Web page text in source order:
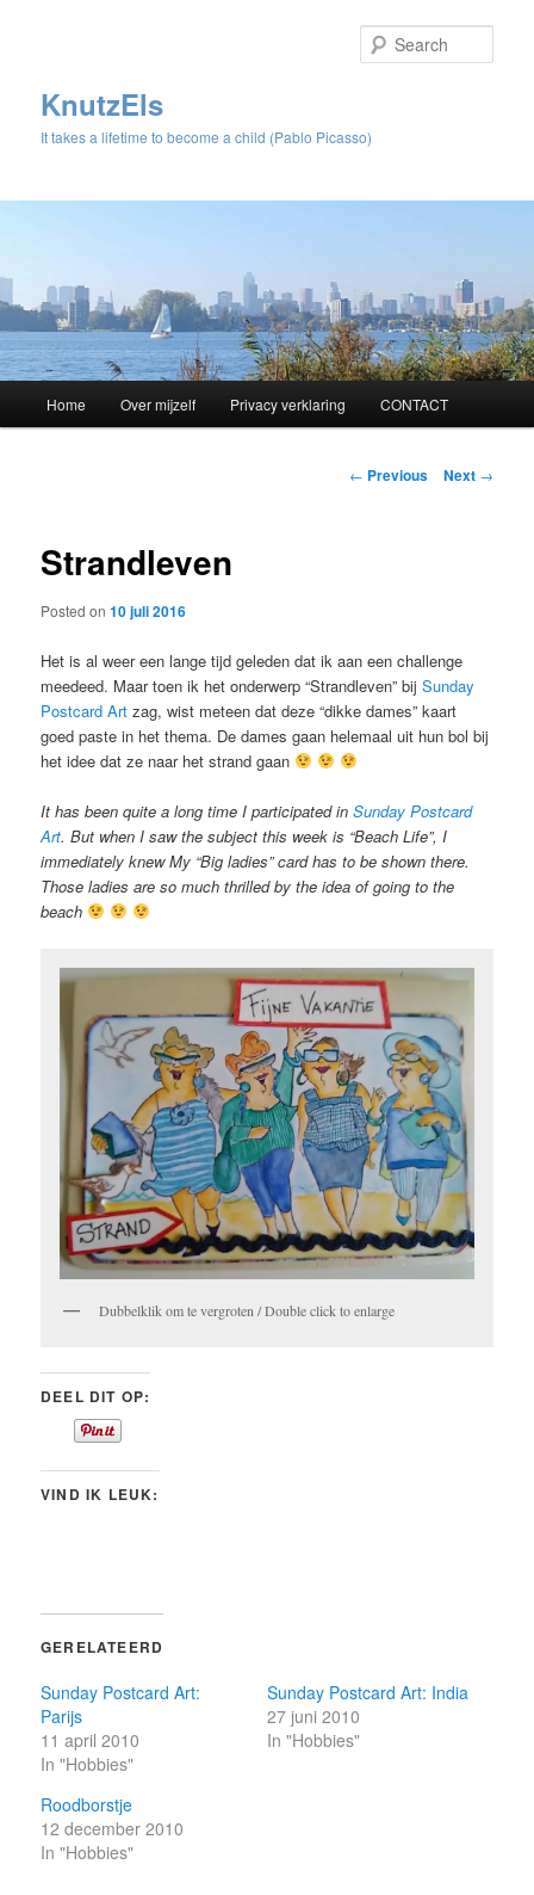
KnutzEls
It takes a lifetime to become a child (Pablo Picasso)
Skip
content
Home Over mijzelf Privacy verklaring CONTACT
Post
← Previous Next →
Strandleven
Posted on10 juli 2016
Het is al weer een lange tijd geleden dat ik aan een challenge
meedeed. Maar toen ik het onderwerp “Strandleven” bijSunday
Postcard Art zag, wist meteen dat deze “dikke dames” kaart
goed paste in het thema. De dames gaan helemaal uit hun bol bij
het idee dat ze naar het strand gaan
It has been quite a long time I participated inSunday Postcard
Art. But when I saw the subject this week is “Beach Life”, I
immediately knew My “Big ladies” card has to be shown there.
Those ladies are so much thrilled by the idea of going to the
beach
Dubbelklik om te vergroten / Double click to enlarge
DEEL DIT OP:
VIND IK LEUK:
GERELATEERD
Sunday Postcard Art:
Parijs
11 april 2010
In "Hobbies"
Sunday Postcard Art: India
27 juni 2010
In "Hobbies"
Roodborstje
12 december 2010
In "Hobbies"